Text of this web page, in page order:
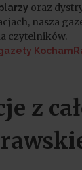
oraz
nasza
czytelników.
z